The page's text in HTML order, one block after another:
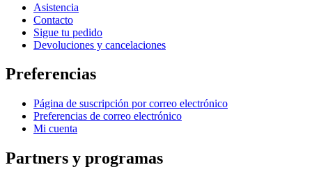
Asistencia
Contacto
Sigue tu pedido
Devoluciones y cancelaciones
Preferencias
Página de suscripción por correo electrónico
Preferencias de correo electrónico
Mi cuenta
Partners y programas